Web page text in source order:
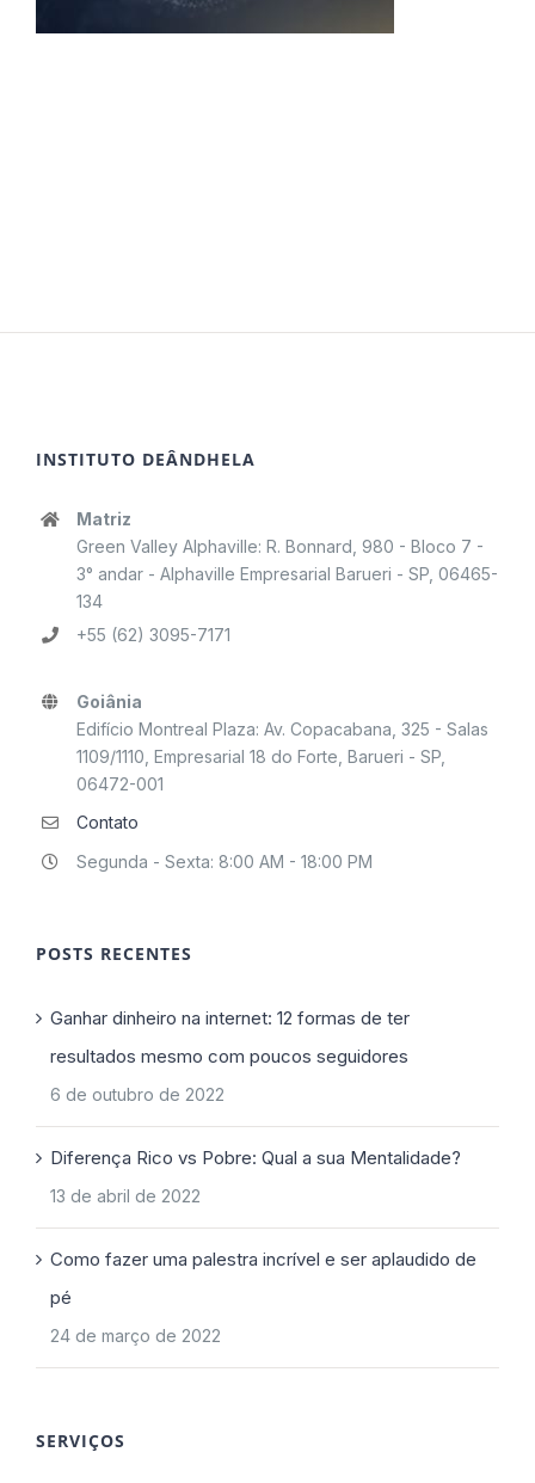
INSTITUTO DEÂNDHELA
Matriz
Green Valley Alphaville: R. Bonnard, 980 - Bloco 7 -
3° andar - Alphaville Empresarial Barueri - SP, 06465-
134
+55 (62) 3095-7171
Goiânia
Edifício Montreal Plaza: Av. Copacabana, 325 - Salas
1109/1110, Empresarial 18 do Forte, Barueri - SP,
06472-001
Contato
Segunda - Sexta: 8:00 AM - 18:00 PM
POSTS RECENTES
Ganhar dinheiro na internet: 12 formas de ter
resultados mesmo com poucos seguidores
6 de outubro de 2022
Diferença Rico vs Pobre: Qual a sua Mentalidade?
13 de abril de 2022
Como fazer uma palestra incrível e ser aplaudido de
pé
24 de março de 2022
SERVIÇOS